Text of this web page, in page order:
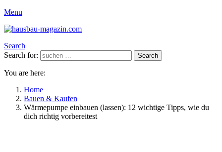
Menu
Search
Search for:
Search
You are here:
Home
Bauen & Kaufen
Wärmepumpe einbauen (lassen): 12 wichtige Tipps, wie du
dich richtig vorbereitest